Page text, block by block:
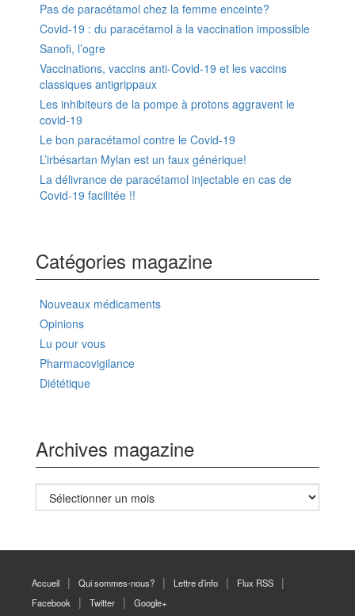
Pas de paracétamol chez la femme enceinte?
Covid-19 : du paracétamol à la vaccination impossible
Sanofi, l’ogre
Vaccinations, vaccins anti-Covid-19 et les vaccins
classiques antigrippaux
Les inhibiteurs de la pompe à protons aggravent le
covid-19
Le bon paracétamol contre le Covid-19
L’irbésartan Mylan est un faux générique!
La délivrance de paracétamol injectable en cas de
Covid-19 facilitée !!
Catégories magazine
Nouveaux médicaments
Opinions
Lu pour vous
Pharmacovigilance
Diététique
Archives magazine
Archives
magazine
Accueil Qui sommes-nous? Lettre d’info
Flux RSS
Facebook
Twitter Google+